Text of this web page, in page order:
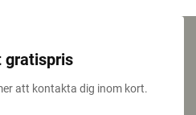
gratispris
att kontakta dig inom kort.